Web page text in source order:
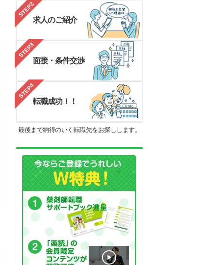
STEP2
求人のご紹介
STEP3
面接・条件交渉
STEP4
転職成功！！
最後まで納得のいく転職先をお探しします。